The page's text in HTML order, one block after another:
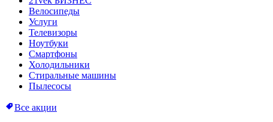
Велосипеды
Услуги
Телевизоры
Ноутбуки
Смартфоны
Холодильники
Стиральные машины
Пылесосы
Все акции